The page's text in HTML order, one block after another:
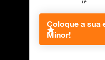
Coloque a sua
Minor!